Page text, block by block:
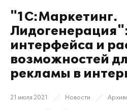
"1С:Маркетинг.
интерфейса и
возможностей
рекламы в
21 июля 2021 Новости